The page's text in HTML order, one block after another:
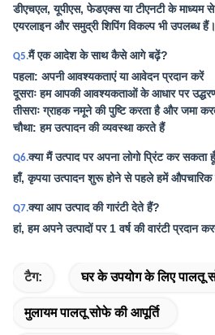
डीएचएल, यूपीएस, फेडएक्स या टीएनटी के माध्यम
एयरलाइन और समुद्री शिपिंग विकल्प भी उपलब्ध हैं।
Q5.मैं एक आदेश के साथ कैसे आगे बढ़ें?
पहला: अपनी आवश्यकताएं या आवेदन प्रदान करें
दूसराः हम आपकी आवश्यकताओं के आधार पर
तीसराः ग्राहक नमूने की पुष्टि करता है और जमा
चौथा: हम उत्पादन की व्यवस्था करते हैं
Q6.क्या मैं उत्पाद पर अपना लोगो प्रिंट कर सकता
हाँ, कृपया उत्पादन शुरू होने से पहले हमें
Q7.क्या आप उत्पाद की गारंटी देते हैं?
हां, हम अपने उत्पादों पर 1 वर्ष की वारंटी प्रदान
टैग: घर के उपयोग के लिए पालतू
मुलायम पालतू सोफे की आपूर्ति